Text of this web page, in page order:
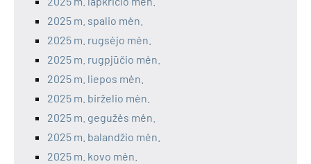
2025 m. spalio mėn.
2025 m. rugsėjo mėn.
2025 m. rugpjūčio mėn.
2025 m. liepos mėn.
2025 m. birželio mėn.
2025 m. gegužės mėn.
2025 m. balandžio mėn.
2025 m. kovo mėn.